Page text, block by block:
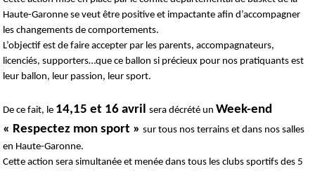
Haute-Garonne se veut être positive et impactante afin d’accompagner
les changements de comportements.
L’objectif est de faire accepter par les parents, accompagnateurs,
licenciés, supporters…que ce ballon si précieux pour nos pratiquants est
leur ballon, leur passion, leur sport.
De ce fait, le 14,15 et 16 avril sera décrété un Week-end
« Respectez mon sport » sur tous nos terrains et dans nos salles
en Haute-Garonne.
Cette action sera simultanée et menée dans tous les clubs sportifs des 5